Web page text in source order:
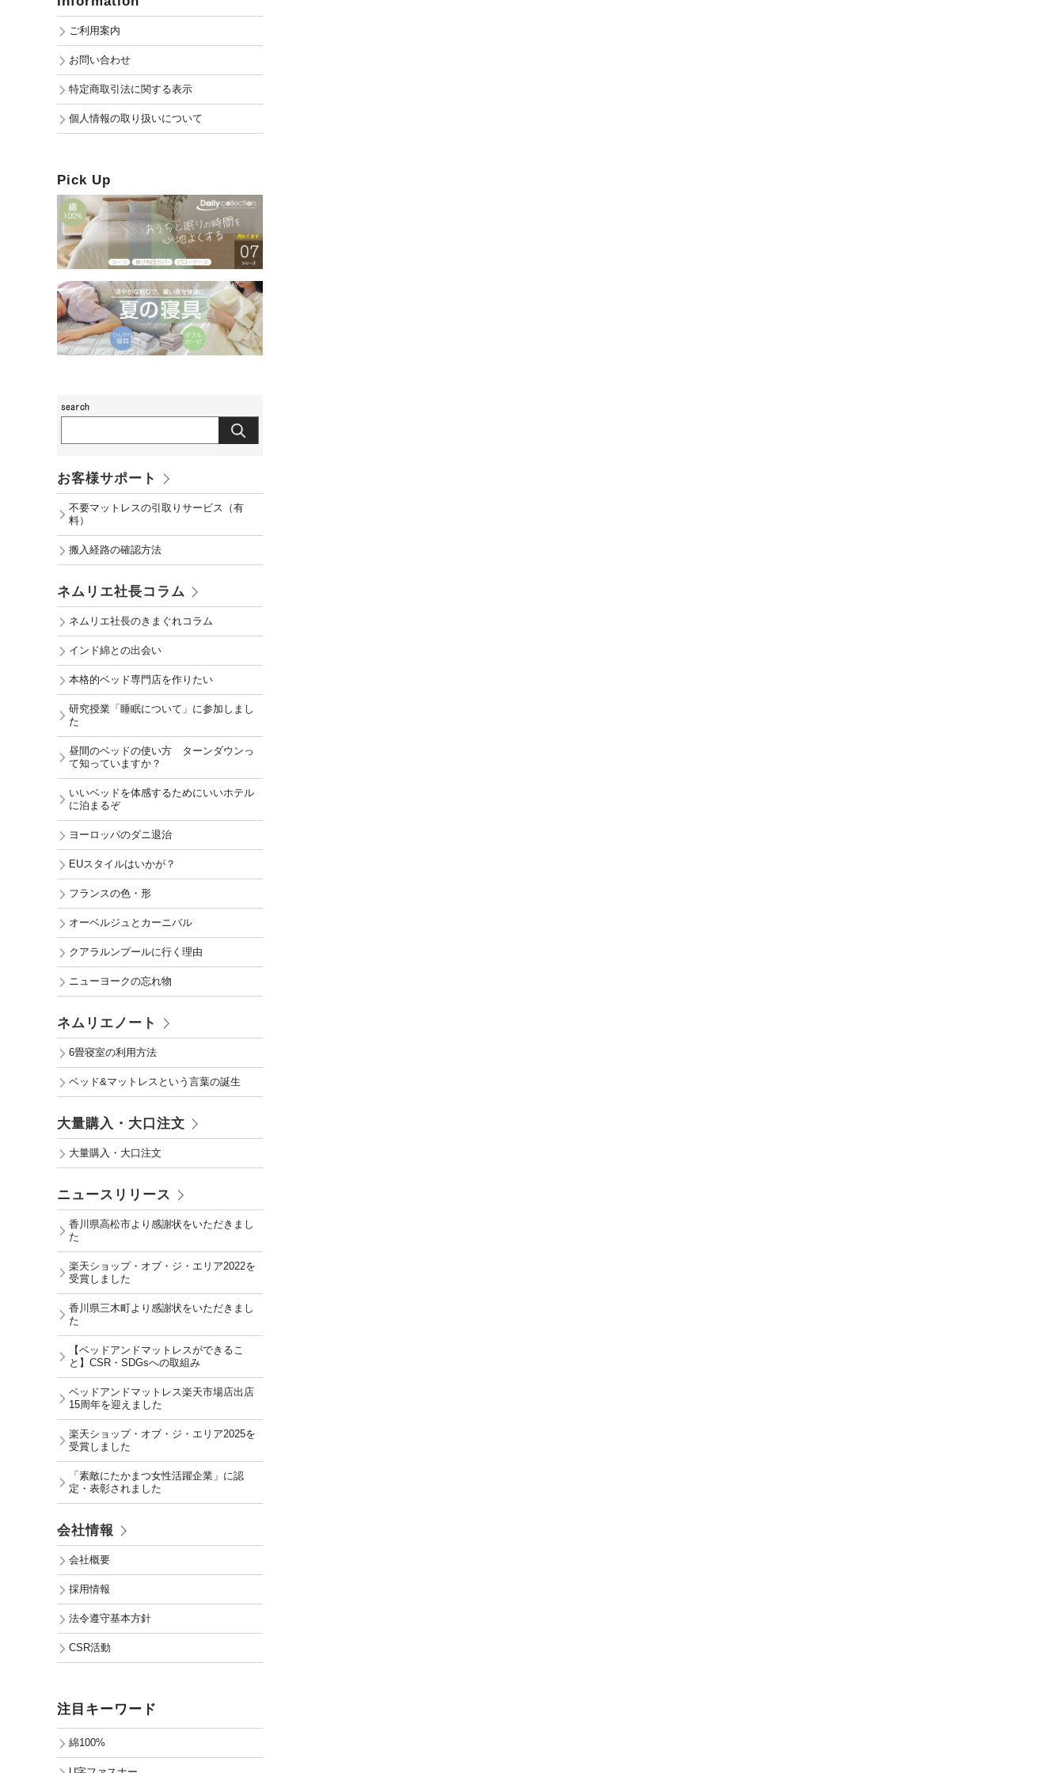
ご利用案内
お問い合わせ
特定商取引法に関する表示
個人情報の取り扱いについて
Pick Up
お客様サポート
不要マットレスの引取りサービス（有
料）
搬入経路の確認方法
ネムリエ社長コラム
ネムリエ社長のきまぐれコラム
インド綿との出会い
本格的ベッド専門店を作りたい
研究授業「睡眠について」に参加しまし
た
昼間のベッドの使い方 ターンダウンっ
て知っていますか？
いいベッドを体感するためにいいホテル
に泊まるぞ
ヨーロッパのダニ退治
EUスタイルはいかが？
フランスの色・形
オーベルジュとカーニバル
クアラルンプールに行く理由
ニューヨークの忘れ物
ネムリエノート
6畳寝室の利用方法
ベッド&マットレスという言葉の誕生
大量購入・大口注文
大量購入・大口注文
ニュースリリース
香川県高松市より感謝状をいただきまし
た
楽天ショップ・オブ・ジ・エリア2022を
受賞しました
香川県三木町より感謝状をいただきまし
た
【ベッドアンドマットレスができるこ
と】CSR・SDGsへの取組み
ベッドアンドマットレス楽天市場店出店
15周年を迎えました
楽天ショップ・オブ・ジ・エリア2025を
受賞しました
「素敵にたかまつ女性活躍企業」に認
定・表彰されました
会社情報
会社概要
採用情報
法令遵守基本方針
CSR活動
注目キーワード
綿100%